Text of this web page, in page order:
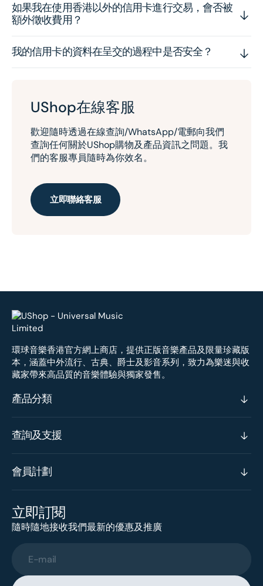
如果我在使用香港以外的信用卡進行交易，會否被
額外徵收費用？
我的信用卡的資料在呈交的過程中是否安全？
UShop在線客服
歡迎隨時透過在線查詢/WhatsApp/電郵向我們
查詢任何關於UShop購物及產品資訊之問題。我
們的客服專員隨時為你效名。
立即聯絡客服
環球音樂香港官方網上商店，提供正版音樂產品及限量珍藏版
本，涵蓋中外流行、古典、爵士及影音系列，致力為樂迷與收
藏家帶來高品質的音樂體驗與獨家發售。
產品分類
查詢及支援
會員計劃
立即訂閱
隨時隨地接收我們最新的優惠及推廣
E-mail